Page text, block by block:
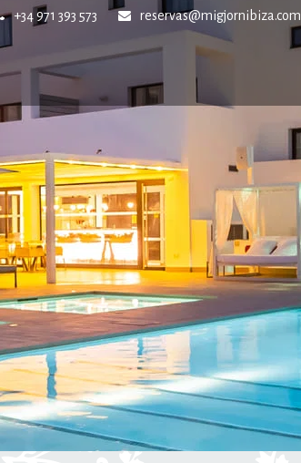
+34 971 393 573 reservas@migjornibiza.com